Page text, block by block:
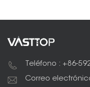
Teléfono : +86-
Correo